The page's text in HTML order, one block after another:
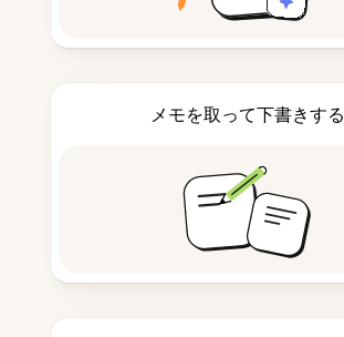
メモを取って下書きする